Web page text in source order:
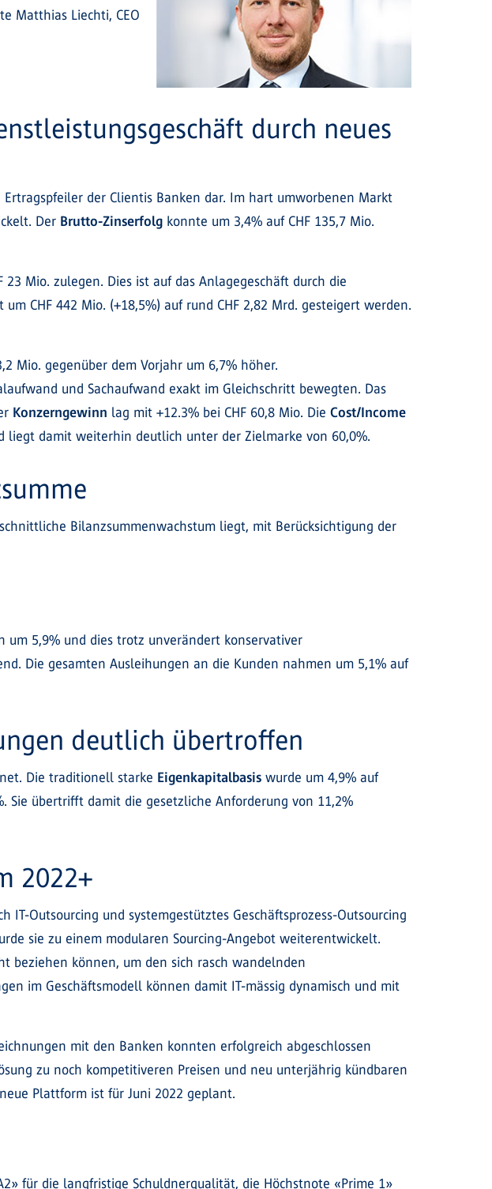
Matthias Liechti, CEO
durch neues
der Clientis Banken dar. Im hart umworbenen Markt
Der Brutto-Zinserfolg konnte um 3,4% auf CHF 135,7 Mio.
Mio. zulegen. Dies ist auf das Anlagegeschäft durch die
CHF 442 Mio. (+18,5%) auf rund CHF 2,82 Mrd. gesteigert werden.
Mio. gegenüber dem Vorjahr um 6,7% höher.
und Sachaufwand exakt im Gleichschritt bewegten. Das
Konzerngewinn lag mit +12.3% bei CHF 60,8 Mio. Die Cost/Income
liegt damit weiterhin deutlich unter der Zielmarke von 60,0%.
Bilanzsummenwachstum liegt, mit Berücksichtigung der
um 5,9% und dies trotz unverändert konservativer
Die gesamten Ausleihungen an die Kunden nahmen um 5,1% auf
deutlich übertroffen
Die traditionell starke Eigenkapitalbasis wurde um 4,9% auf
Sie übertrifft damit die gesetzliche Anforderung von 11,2%
2022+
Outsourcing und systemgestütztes Geschäftsprozess-Outsourcing
sie zu einem modularen Sourcing-Angebot weiterentwickelt.
beziehen können, um den sich rasch wandelnden
im Geschäftsmodell können damit IT-mässig dynamisch und mit
mit den Banken konnten erfolgreich abgeschlossen
zu noch kompetitiveren Preisen und neu unterjährig kündbaren
Plattform ist für Juni 2022 geplant.
für die langfristige Schuldnerqualität, die Höchstnote «Prime 1»